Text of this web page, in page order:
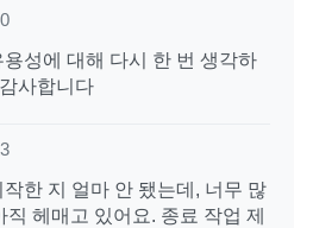
성에 대해 다시 한 번 생각하
사합니다
한 지 얼마 안 됐는데, 너무 많
헤매고 있어요. 종료 작업 제